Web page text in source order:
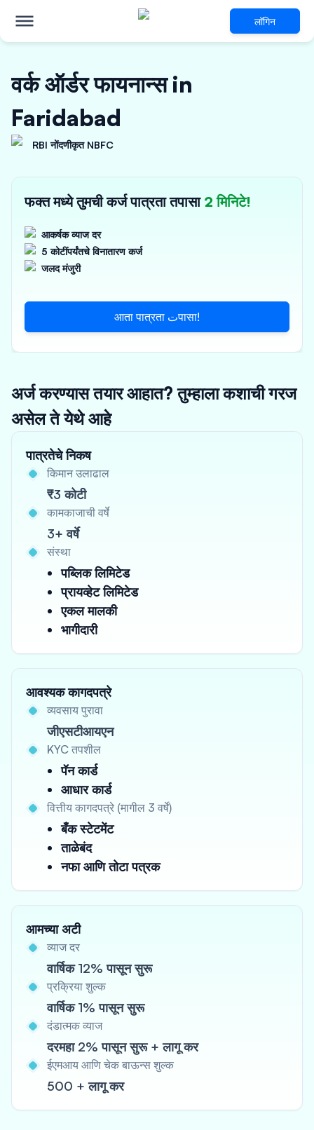
लॉगिन
वर्क ऑर्डर फायनान्स in
Faridabad
RBI नोंदणीकृत NBFC
फक्त मध्ये तुमची कर्ज पात्रता तपासा 2 मिनिटे!
आकर्षक व्याज दर
5 कोटींपर्यंतचे विनातारण कर्ज
जलद मंजुरी
आता पात्रता تपासा!
अर्ज करण्यास तयार आहात? तुम्हाला कशाची गरज
असेल ते येथे आहे
पात्रतेचे निकष
किमान उलाढाल
₹3 कोटी
कामकाजाची वर्षे
3+ वर्षे
संस्था
पब्लिक लिमिटेड
प्रायव्हेट लिमिटेड
एकल मालकी
भागीदारी
आवश्यक कागदपत्रे
व्यवसाय पुरावा
जीएसटीआयएन
KYC तपशील
पॅन कार्ड
आधार कार्ड
वित्तीय कागदपत्रे (मागील 3 वर्षे)
बँक स्टेटमेंट
ताळेबंद
नफा आणि तोटा पत्रक
आमच्या अटी
व्याज दर
वार्षिक 12% पासून सुरू
प्रक्रिया शुल्क
वार्षिक 1% पासून सुरू
दंडात्मक व्याज
दरमहा 2% पासून सुरू + लागू कर
ईएमआय आणि चेक बाऊन्स शुल्क
500 + लागू कर